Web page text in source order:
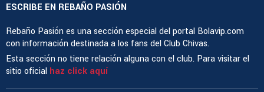
ESCRIBE EN REBAÑO PASIÓN
Rebaño Pasión es una sección especial del portal Bolavip.com
con información destinada a los fans del Club Chivas.
Esta sección no tiene relación alguna con el club. Para visitar el
sitio oficial haz click aquí